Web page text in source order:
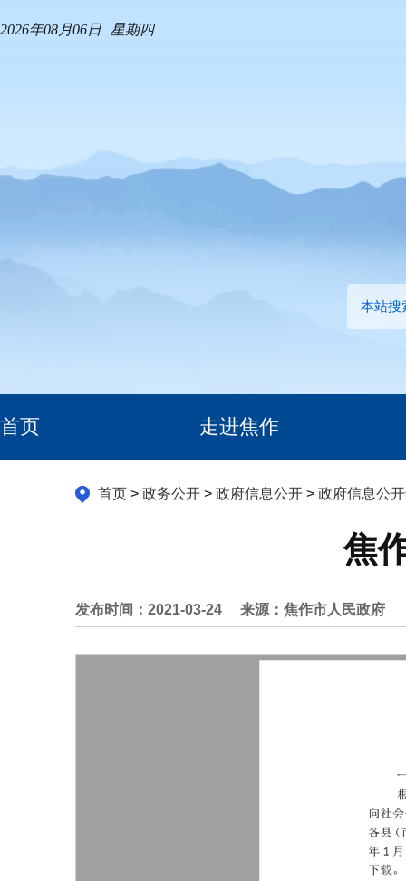
2026年08月06日 星期四
本站搜
首页 走进焦作
首页> 政务公开> 政府信息公开> 政府信息公
焦
发布时间：2021-03-24 来源：焦作市人民政府